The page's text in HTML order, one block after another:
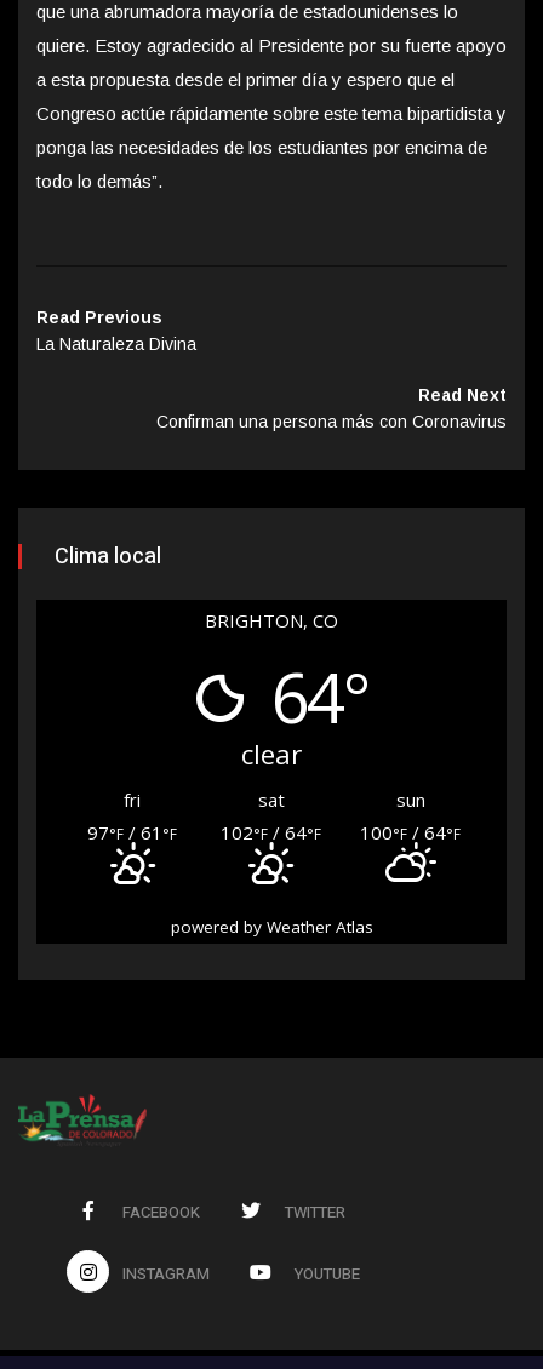
que una abrumadora mayoría de estadounidenses lo
quiere. Estoy agradecido al Presidente por su fuerte apoyo
a esta propuesta desde el primer día y espero que el
Congreso actúe rápidamente sobre este tema bipartidista y
ponga las necesidades de los estudiantes por encima de
todo lo demás”.
Read Previous
La Naturaleza Divina
Read Next
Confirman una persona más con Coronavirus
Clima local
BRIGHTON, CO
64°
clear
fri sat
sun
97°F / 61 °F 102°F / 64°F 100°F / 64°F
powered by Weather Atlas
FACEBOOK TWITTER
INSTAGRAM YOUTUBE